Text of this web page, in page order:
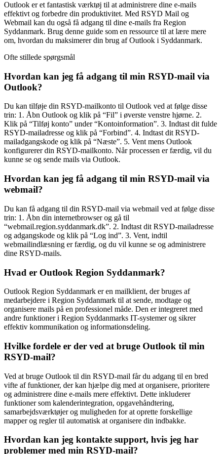
Outlook er et fantastisk værktøj til at administrere dine e-mails
effektivt og forbedre din produktivitet. Med RSYD Mail og
Webmail kan du også få adgang til dine e-mails fra Region
Syddanmark. Brug denne guide som en ressource til at lære mere
om, hvordan du maksimerer din brug af Outlook i Syddanmark.
Ofte stillede spørgsmål
Hvordan kan jeg få adgang til min RSYD-mail via
Outlook?
Du kan tilføje din RSYD-mailkonto til Outlook ved at følge disse
trin: 1. Åbn Outlook og klik på “Fil” i øverste venstre hjørne. 2.
Klik på “Tilføj konto” under “Kontoinformation”. 3. Indtast dit fulde
RSYD-mailadresse og klik på “Forbind”. 4. Indtast dit RSYD-
mailadgangskode og klik på “Næste”. 5. Vent mens Outlook
konfigurerer din RSYD-mailkonto. Når processen er færdig, vil du
kunne se og sende mails via Outlook.
Hvordan kan jeg få adgang til min RSYD-mail via
webmail?
Du kan få adgang til din RSYD-mail via webmail ved at følge disse
trin: 1. Åbn din internetbrowser og gå til
“webmail.region.syddanmark.dk”. 2. Indtast dit RSYD-mailadresse
og adgangskode og klik på “Log ind”. 3. Vent, indtil
webmailindlæsning er færdig, og du vil kunne se og administrere
dine RSYD-mails.
Hvad er Outlook Region Syddanmark?
Outlook Region Syddanmark er en mailklient, der bruges af
medarbejdere i Region Syddanmark til at sende, modtage og
organisere mails på en professionel måde. Den er integreret med
andre funktioner i Region Syddanmarks IT-systemer og sikrer
effektiv kommunikation og informationsdeling.
Hvilke fordele er der ved at bruge Outlook til min
RSYD-mail?
Ved at bruge Outlook til din RSYD-mail får du adgang til en bred
vifte af funktioner, der kan hjælpe dig med at organisere, prioritere
og administrere dine e-mails mere effektivt. Dette inkluderer
funktioner som kalenderintegration, opgavehåndtering,
samarbejdsværktøjer og muligheden for at oprette forskellige
mapper og regler til automatisk at organisere din indbakke.
Hvordan kan jeg kontakte support, hvis jeg har
problemer med min RSYD-mail?